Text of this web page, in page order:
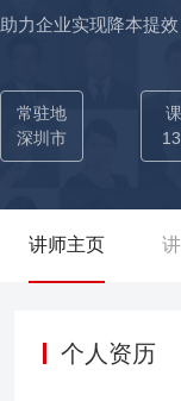
助力企业实现降本提
行及各大商业银行培
据分析培训讲师，连
强企业授课：微软、
要能手； 成功案例（部分）： 中移在线总部WPS数据分析线上近2000人（2期6天） 中国移动Excel数据分析培训（6期12天） 中
培训（2期2天） 中
常驻地
深圳市
讲师主页
个人资历